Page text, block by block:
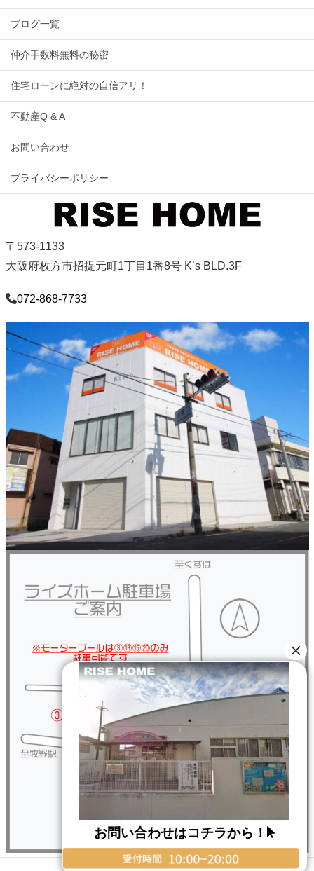
ブログ一覧
仲介手数料無料の秘密
住宅ローンに絶対の自信アリ！
不動産Q & A
お問い合わせ
プライバシーポリシー
〒573-1133
大阪府枚方市招提元町1丁目1番8号 K’s BLD.3F
072-868-7733
Copyright © RISE HOME All Rights Reserved.
お問い合わせはコチラから！